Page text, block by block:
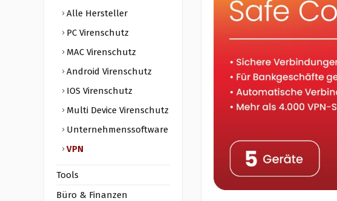
Alle Hersteller
PC Virenschutz
MAC Virenschutz
Android Virenschutz
IOS Virenschutz
Multi Device Virenschutz
Unternehmenssoftware
VPN
Tools
Büro & Finanzen